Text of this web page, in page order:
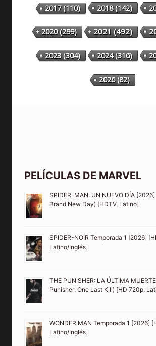
2017(110) 2018(142)
2020(299) 2021(492)
2023(304) 2024(316)
2026(82)
PELÍCULAS DE MARVEL
SPIDER-MAN: UN NUEVO DÍA
Brand New Day) [HDTV, Latino]
SPIDER-NOIR Temporada 1 [2026]
Latino/Inglés]
THE PUNISHER: LA ÚLTIMA
Punisher: One Last Kill) [HD 720p,
WONDER MAN Temporada 1 [2026]
Latino/Inglés]